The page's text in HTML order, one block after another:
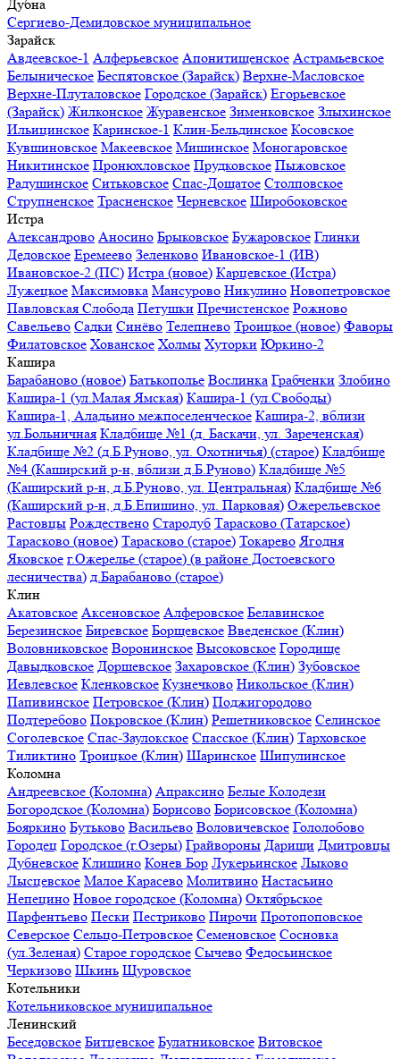
Дубна
Сергиево-Демидовское муниципальное
Зарайск
Авдеевское-1 Алферьевское Апонитищенское Астрамьевское
Белыническое Беспятовское (Зарайск) Верхне-Масловское
Верхне-Плуталовское Городское (Зарайск) Егорьевское
(Зарайск) Жилконское Журавенское Зименковское Злыхинское
Ильицинское Каринское-1 Клин-Бельдинское Косовское
Кувшиновское Макеевское Мишинское Моногаровское
Никитинское Пронюхловское Прудковское Пыжовское
Радушинское Ситьковское Спас-Дощатое Столповское
Струпненское Трасненское Черневское Широбоковское
Истра
Александрово Аносино Брыковское Бужаровское Глинки
Дедовское Еремеево Зеленково Ивановское-1 (ИВ)
Ивановское-2 (ПС) Истра (новое) Карцевское (Истра)
Лужецкое Максимовка Мансурово Никулино Новопетровское
Павловская Слобода Петушки Пречистенское Рожново
Савельево Садки Синёво Телепнево Троицкое (новое) Фаворы
Филатовское Хованское Холмы Хуторки Юркино-2
Кашира
Барабаново (новое) Батькополье Вослинка Грабченки Злобино
Кашира-1 (ул.Малая Ямская) Кашира-1 (ул.Свободы)
Кашира-1, Аладьино межпоселенческое Кашира-2, вблизи
ул.Больничная Кладбище №1 (д. Баскачи, ул. Зареченская)
Кладбище №2 (д.Б.Руново, ул. Охотничья) (старое) Кладбище
№4 (Каширский р-н, вблизи д.Б.Руново) Кладбище №5
(Каширский р-н, д.Б.Руново, ул. Центральная) Кладбище №6
(Каширский р-н, д.Б.Епишино, ул. Парковая) Ожерельевское
Растовцы Рождествено Стародуб Тарасково (Татарское)
Тарасково (новое) Тарасково (старое) Токарево Ягодня
Яковское г.Ожерелье (старое) (в районе Достоевского
лесничества) д.Барабаново (старое)
Клин
Акатовское Аксеновское Алферовское Белавинское
Березинское Биревское Борщевское Введенское (Клин)
Воловниковское Воронинское Высоковское Городище
Давыдковское Доршевское Захаровское (Клин) Зубовское
Иевлевское Кленковское Кузнечково Никольское (Клин)
Папивинское Петровское (Клин) Поджигородово
Подтеребово Покровское (Клин) Решетниковское Селинское
Соголевское Спас-Заулокское Спасское (Клин) Тарховское
Тиликтино Троицкое (Клин) Шаринское Шипулинское
Коломна
Андреевское (Коломна) Апраксино Белые Колодези
Богородское (Коломна) Борисово Борисовское (Коломна)
Бояркино Бутьково Васильево Воловичевское Гололобово
Городец Городское (г.Озеры) Грайвороны Дарищи Дмитровцы
Дубневское Клишино Конев Бор Лукерьинское Лыково
Лысцевское Малое Карасево Молитвино Настасьино
Непецино Новое городское (Коломна) Октябрьское
Парфентьево Пески Пестриково Пирочи Протопоповское
Северское Сельцо-Петровское Семеновское Сосновка
(ул.Зеленая) Старое городское Сычево Федосьинское
Черкизово Шкинь Щуровское
Котельники
Котельниковское муниципальное
Ленинский
Беседовское Битцевское Булатниковское Витовское